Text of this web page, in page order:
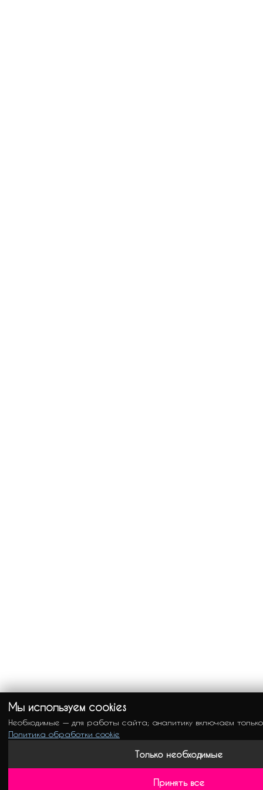
Мы используем cookies
Необходимые — для работы сайта; аналитику включаем
Политика обработки cookie
Только необходимые
Принять все